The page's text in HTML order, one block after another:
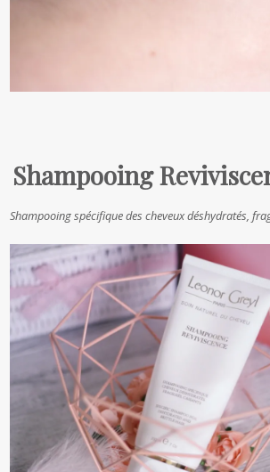
Shampooing
Shampooing spécifique des cheveux déshydratés,